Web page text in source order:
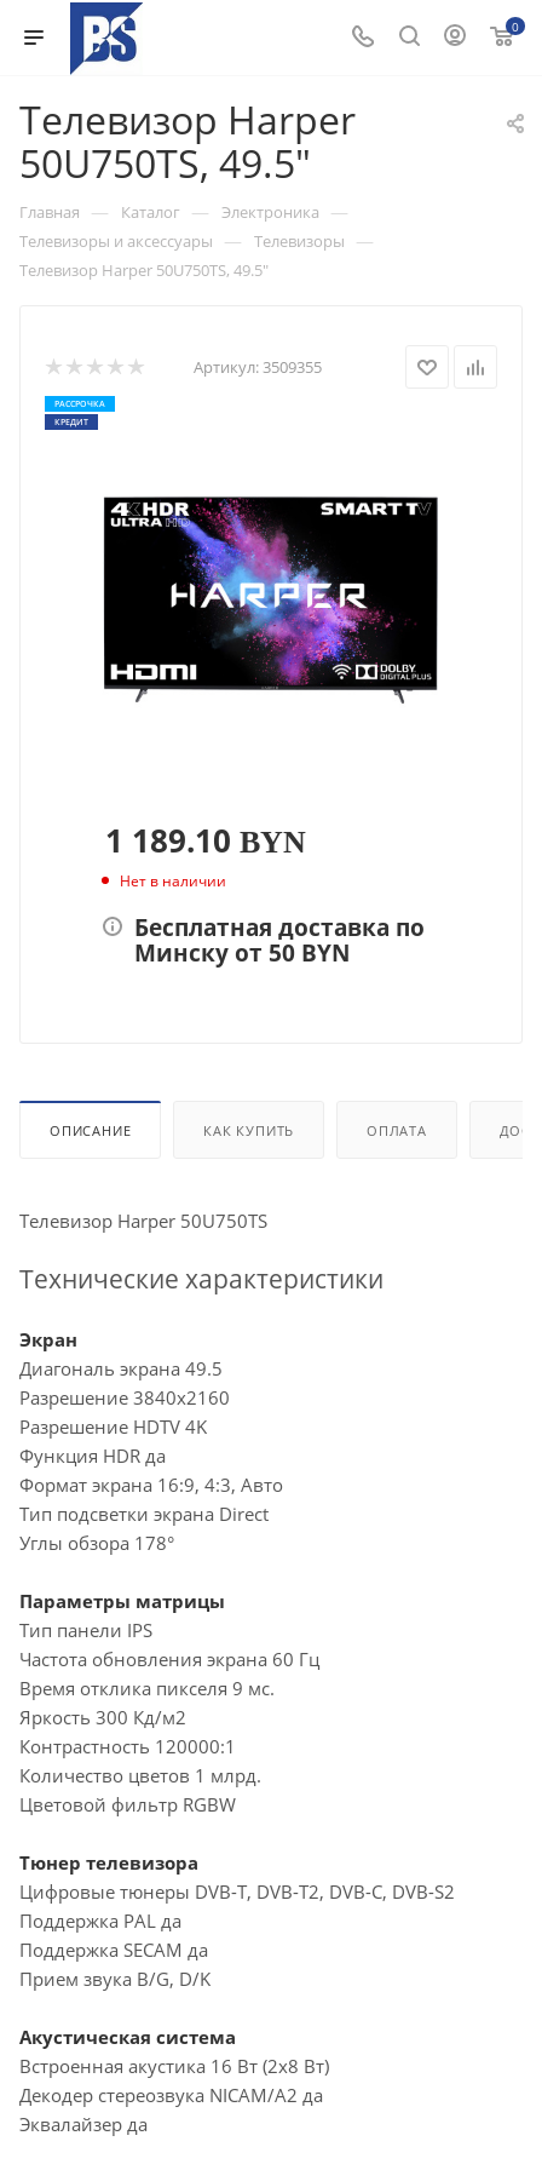
0
Телевизор Harper
50U750TS, 49.5"
Главная — Каталог — Электроника —
Телевизоры и аксессуары — Телевизоры —
Телевизор Harper 50U750TS, 49.5"
Артикул:3509355
РАССРОЧКА
КРЕДИТ
1 189.10 BYN
Нет в наличии
Бесплатная доставка по
Минску от 50 BYN
ОПИСАНИЕ КАК КУПИТЬ ОПЛАТА
Телевизор Harper 50U750TS
Технические характеристики
Экран
Диагональ экрана 49.5
Разрешение 3840х2160
Разрешение HDTV 4K
Функция HDR да
Формат экрана 16:9, 4:3, Авто
Тип подсветки экрана Direct
Углы обзора 178°
Параметры матрицы
Тип панели IPS
Частота обновления экрана 60 Гц
Время отклика пикселя 9 мс.
Яркость 300 Кд/м2
Контрастность 120000:1
Количество цветов 1 млрд.
Цветовой фильтр RGBW
Тюнер телевизора
Цифровые тюнеры DVB-T, DVB-T2, DVB-C, DVB-S2
Поддержка PAL да
Поддержка SECAM да
Прием звука B/G, D/K
Акустическая система
Встроенная акустика 16 Вт (2x8 Вт)
Декодер стереозвука NICAM/A2 да
Эквалайзер да